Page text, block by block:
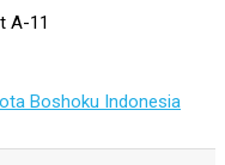
A-11
Boshoku Indonesia